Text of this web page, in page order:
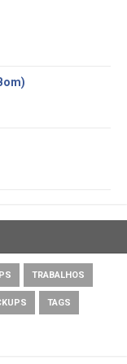
TRABALHOS
TAGS